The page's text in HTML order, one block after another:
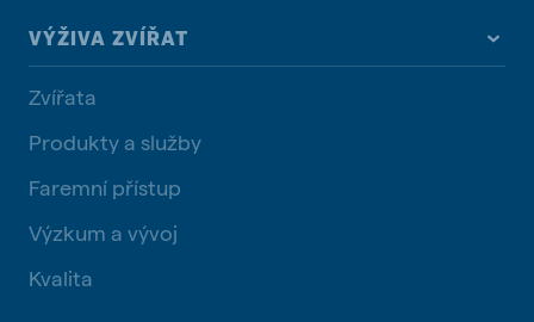
VÝŽIVA ZVÍŘAT
Zvířata
Produkty a služby
Faremní přístup
Výzkum a vývoj
Kvalita